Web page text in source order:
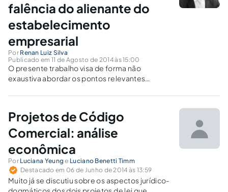
falência do alienante do
estabelecimento
empresarial
Por Renan Luiz Silva
Publicado em 11 de Agosto de 2014 às 15:00
O presente trabalho visa de forma não
exaustiva abordar os pontos relevantes
consiste na transferência do estabelecimento
Projetos de Código
Comercial: análise
econômica
Por Luciana Yeung e Luciano Benetti Timm
Destacado em 06 de Junho de 2014 às 13:59
Muito já se discutiu sobre os aspectos jurídico-